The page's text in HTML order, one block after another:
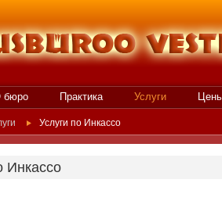
бюро Практика Услуги
Услуги по Инкассо
Инкассо